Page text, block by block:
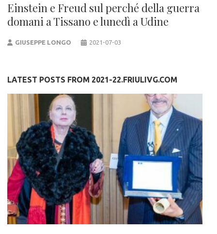
Einstein e Freud sul perché della guerra
domani a Tissano e lunedì a Udine
GIUSEPPE LONGO 2021-07-03
LATEST POSTS FROM 2021-22.FRIULIVG.COM